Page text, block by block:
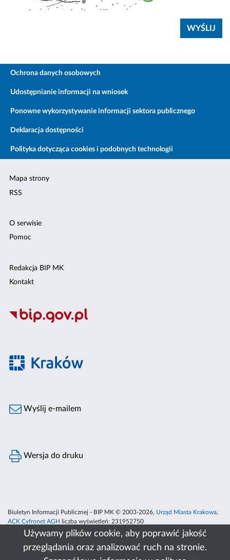
Używamy plików cookie, aby poprawić jakość
przeglądania oraz analizować ruch na stronie.
Ochrona danych osobowych
Udostępnianie informacji na wniosek
Ponowne wykorzystywanie informacji sektora publicznego
Deklaracja dostępności
Polityka dotycząca cookies i podobnych technologii
Mapa strony
RSS
O serwisie
Pomoc
Redakcja BIP MK
Kontakt
Wyślij e-mailem
Wersja do druku
Biuletyn Informacji Publicznej - BIP MK © 2003-2026, Urząd Miasta Krakowa,
ACK Cyfronet AGH
liczba wyświetleń: 231952750